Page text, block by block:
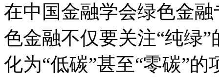
在中国金融学会绿色金
色金融不仅要关注“纯绿
化为“低碳”甚至“零碳”